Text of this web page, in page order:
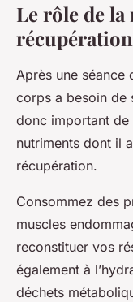
Le rôle de
récupération
Après une séance
corps a besoin de
donc important
nutriments dont il
récupération.
Consommez des
muscles
reconstituer vos
également à
déchets